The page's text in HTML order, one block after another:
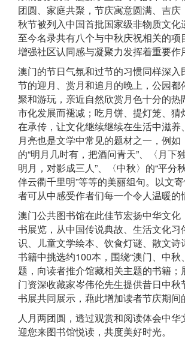
团圆、家庭共聚，节庆寓意圆满、吉庆
秋节被列入中国首批国家级非物质文化
至今名录共有八个与中秋庆祝相关的项
增强社区认同感与凝聚力发挥着重要作
澳门的节日气氛和过节的习惯同样深入
节的迎月、赏月和追月的晚上，公园都
聚和游玩，亲近自然欣赏月色十分的热
市化发展而褪减；吃月饼、提灯笼、猜
在承传，让文化继续继续在生活中滋养
月亮也是文学中常见的题材之一，例如
的“明月几时有，把酒问青天”、〈月下
明月，对影成三人”、〈中秋〉的“平分
伴云衢千里明”等等的美丽组句。以文
者可从中感受作者们每一个令人温暖的
澳门公共图书馆在此佳节宏扬中华文化
书展览，从中国传说典故、生活文化习
识、儿童文学绘本、饮食灯谜、散文诗
书籍中挑选约100本，围绕“澳门、中秋
题，向读者推介馆藏相关主题的书籍；
门资深收藏家岑伟伦先生提供昔日中秋
书展共同展示，藉此增加读者节庆期间
人月两团圆，透过观赏和阅读体会中华
迎您来图书馆悦读，共度美好时光。